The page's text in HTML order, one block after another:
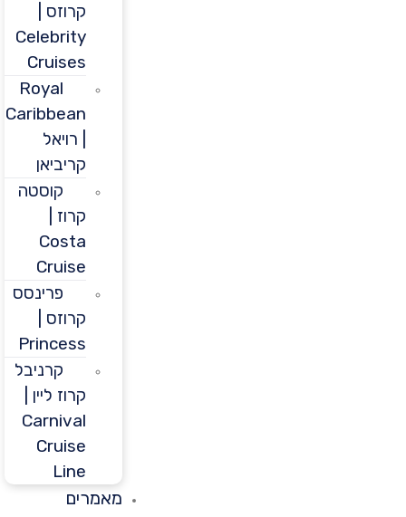
קרוזס |
Celebrity
Cruises
Royal
Caribbean
קריביאן
קוסטה
Costa
Cruise
פרינסס
קרוזס |
Princess
קרניבל
קרוז ליין |
Carnival
Cruise
מאמרים